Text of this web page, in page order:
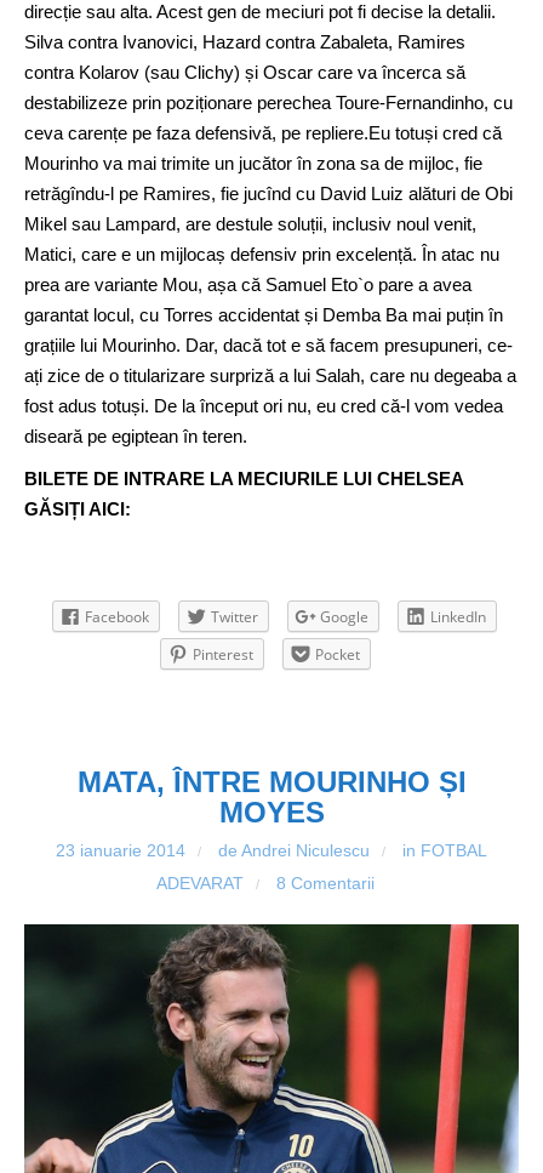
direcție sau alta. Acest gen de meciuri pot fi decise la detalii.
Silva contra Ivanovici, Hazard contra Zabaleta, Ramires
contra Kolarov (sau Clichy) și Oscar care va încerca să
destabilizeze prin poziționare perechea Toure-Fernandinho, cu
ceva carențe pe faza defensivă, pe repliere.Eu totuși cred că
Mourinho va mai trimite un jucător în zona sa de mijloc, fie
retrăgîndu-l pe Ramires, fie jucînd cu David Luiz alături de Obi
Mikel sau Lampard, are destule soluții, inclusiv noul venit,
Matici, care e un mijlocaș defensiv prin excelență. În atac nu
prea are variante Mou, așa că Samuel Eto`o pare a avea
garantat locul, cu Torres accidentat și Demba Ba mai puțin în
grațiile lui Mourinho. Dar, dacă tot e să facem presupuneri, ce-
ați zice de o titularizare surpriză a lui Salah, care nu degeaba a
fost adus totuși. De la început ori nu, eu cred că-l vom vedea
diseară pe egiptean în teren.
BILETE DE INTRARE LA MECIURILE LUI CHELSEA
GĂSIȚI AICI:
Facebook Twitter Google
LinkedIn
Pinterest
Pocket
MATA, ÎNTRE MOURINHO ȘI
MOYES
23 ianuarie 2014 / de Andrei Niculescu / in FOTBAL
ADEVARAT
/ 8 Comentarii